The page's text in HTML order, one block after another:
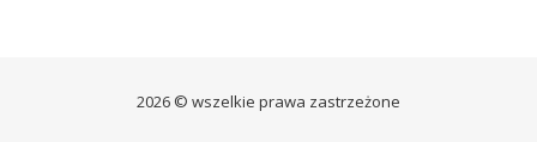
2026 © wszelkie prawa zastrzeżone